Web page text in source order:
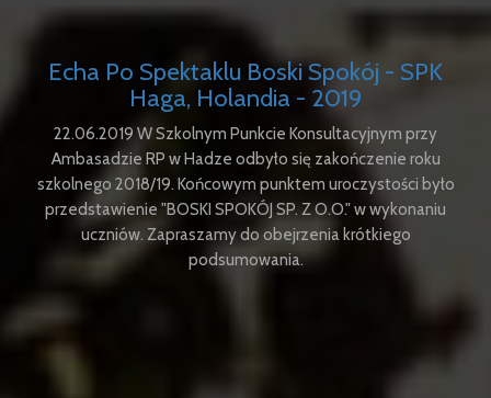
Echa Po Spektaklu Boski Spokój - SPK
Haga, Holandia - 2019
22.06.2019 W Szkolnym Punkcie Konsultacyjnym przy
Ambasadzie RP w Hadze odbyło się zakończenie roku
szkolnego 2018/19. Końcowym punktem uroczystości było
przedstawienie "BOSKI SPOKÓJ SP. Z O.O." w wykonaniu
uczniów. Zapraszamy do obejrzenia krótkiego
podsumowania.